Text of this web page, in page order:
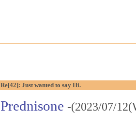
Re[42]: Just wanted to say Hi.
Prednisone -(2023/07/